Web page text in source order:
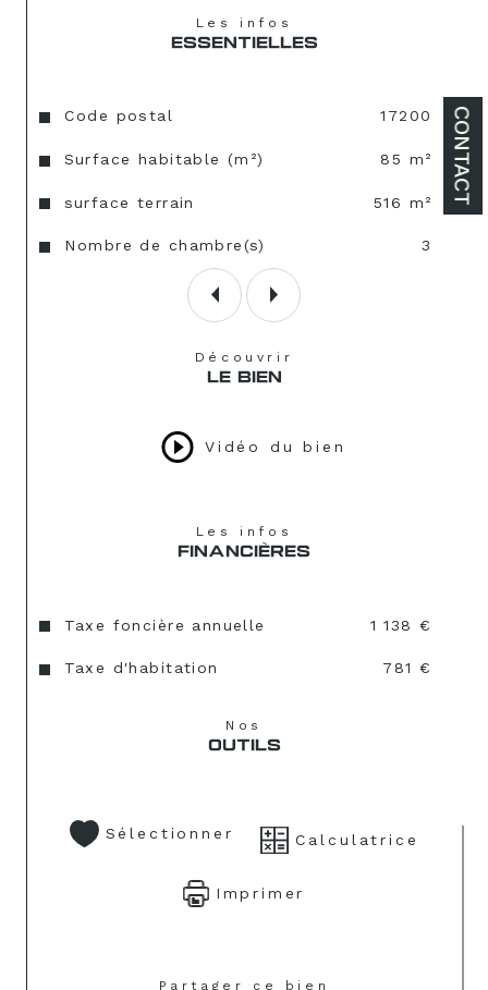
CONTACT
Les infos
ESSENTIELLES
Caractéristiques Valeurs
Code postal 17200
Surface habitable (m²) 85 m²
surface terrain 516 m²
Nombre de chambre(s) 3
Découvrir
LE BIEN
Vidéo du bien
Les infos
FINANCIÈRES
Taxe foncière annuelle 1 138 €
Taxe d'habitation 781 €
Nos
OUTILS
Sélectionner Calculatrice
Imprimer
Partager ce bien